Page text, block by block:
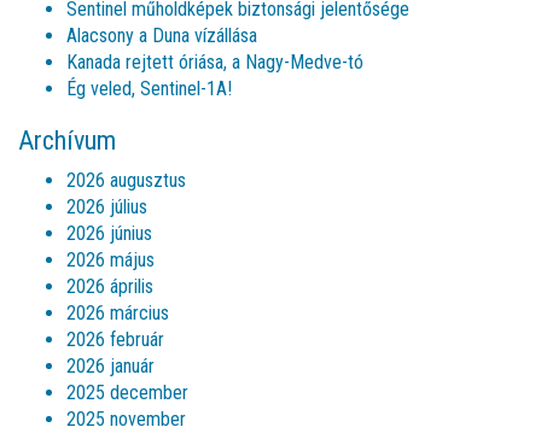
Sentinel műholdképek biztonsági jelentősége
Alacsony a Duna vízállása
Kanada rejtett óriása, a Nagy-Medve-tó
Ég veled, Sentinel-1A!
Archívum
2026 augusztus
2026 július
2026 június
2026 május
2026 április
2026 március
2026 február
2026 január
2025 december
2025 november